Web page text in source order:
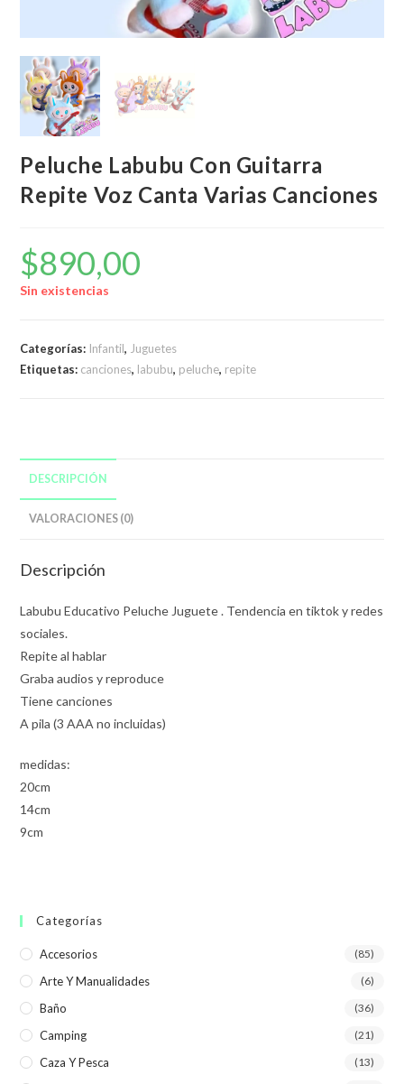
Peluche Labubu Con Guitarra
Repite Voz Canta Varias Canciones
$890,00
Sin existencias
Categorías: Infantil, Juguetes
Etiquetas: canciones, labubu, peluche, repite
DESCRIPCIÓN
VALORACIONES (0)
Descripción
Labubu Educativo Peluche Juguete . Tendencia en tiktok y redes
sociales.
Repite al hablar
Graba audios y reproduce
Tiene canciones
A pila (3 AAA no incluidas)
medidas:
20cm
14cm
9cm
Categorías
Accesorios (85)
Arte Y Manualidades (6)
Baño (36)
Camping (21)
Caza Y Pesca (13)